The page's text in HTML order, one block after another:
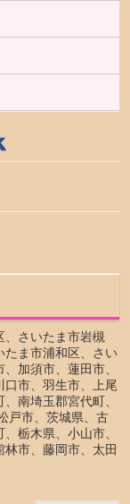
、さいたま市岩槻
たま市浦和区、さい
加須市、蓮田市、
口市、羽生市、上尾
南埼玉郡宮代町、
戸市、茨城県、古
栃木県、小山市、
市、藤岡市、太田